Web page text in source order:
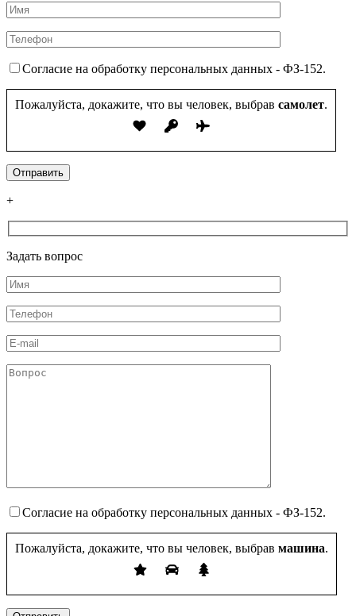
Согласие на обработку персональных данных - ФЗ-152.
Пожалуйста, докажите, что вы человек, выбрав самолет.
+
Задать вопрос
Согласие на обработку персональных данных - ФЗ-152.
Пожалуйста, докажите, что вы человек, выбрав машина.